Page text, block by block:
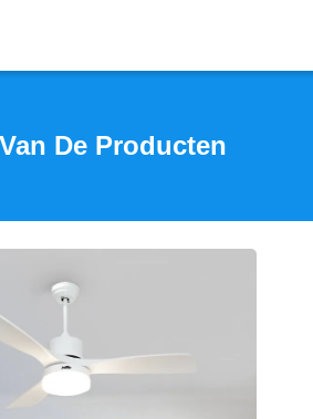
De Producten